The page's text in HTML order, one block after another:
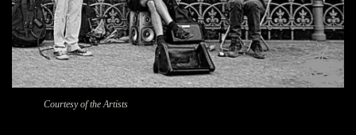
Courtesy of the Artists